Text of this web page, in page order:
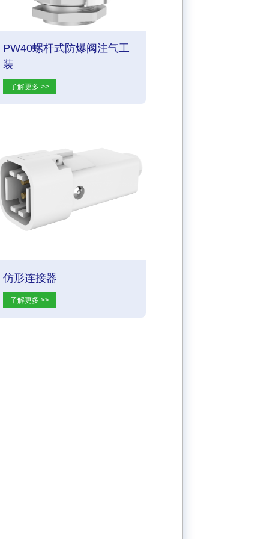
PW40螺杆式防爆阀注气工
装
了解更多 >>
仿形连接器
了解更多 >>